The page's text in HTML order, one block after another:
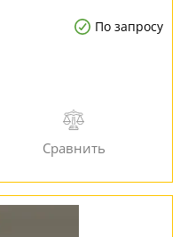
По запросу